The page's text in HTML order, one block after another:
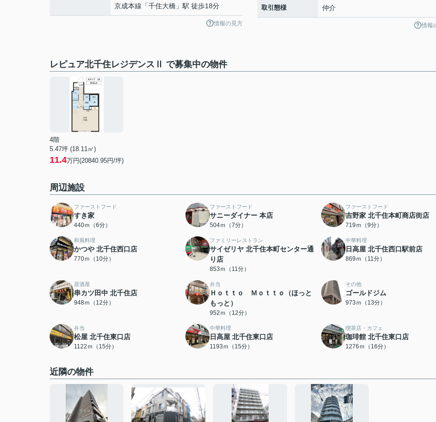
京成本線 「千住大橋 」駅 徒歩18分
情報の見方
取引態様 仲介
情報
レピュア北千住レジデンスⅡ で募集中の物件
4階
5.47坪 (18.11㎡)
11.4万円(20840.95円/坪)
周辺施設
ファーストフード
すき家
440ｍ（6分）
ファーストフード
サニーダイナー 本店
504ｍ（7分）
ファーストフード
吉野家 北千住本町商店街店
719ｍ（9分）
和風料理
かつや 北千住西口店
770ｍ（10分）
ファミリーレストラン
サイゼリヤ 北千住本町センター通
り店
853ｍ（11分）
中華料理
日高屋 北千住西口駅前店
869ｍ（11分）
居酒屋
串カツ田中 北千住店
948ｍ（12分）
弁当
Ｈｏｔｔｏ Ｍｏｔｔｏ（ほっと
もっと）
952ｍ（12分）
その他
ゴールドジム
973ｍ（13分）
弁当
松屋 北千住東口店
1122ｍ（15分）
中華料理
日高屋 北千住東口店
1193ｍ（15分）
喫茶店・カフェ
珈琲館 北千住東口店
1276ｍ（16分）
近隣の物件